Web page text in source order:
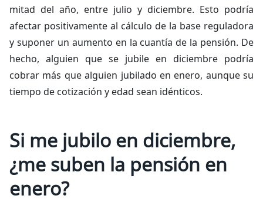
mitad del año, entre julio y diciembre. Esto podría
afectar positivamente al cálculo de la base reguladora
y suponer un aumento en la cuantía de la pensión. De
hecho, alguien que se jubile en diciembre podría
cobrar más que alguien jubilado en enero, aunque su
tiempo de cotización y edad sean idénticos.
Si me jubilo en diciembre,
¿me suben la pensión en
enero?